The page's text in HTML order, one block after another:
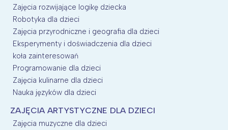
Zajęcia rozwijające logikę dziecka
Robotyka dla dzieci
Zajęcia przyrodniczne i geografia dla dzieci
Eksperymenty i doświadczenia dla dzieci
koła zainteresowań
Programowanie dla dzieci
Zajęcia kulinarne dla dzieci
Nauka języków dla dzieci
ZAJĘCIA ARTYSTYCZNE DLA DZIECI
Zajęcia muzyczne dla dzieci